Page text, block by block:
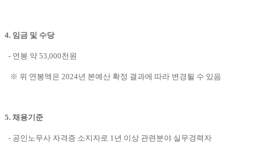
4. 임금 및 수당
- 연봉 약 53,000천원
※ 위 연봉액은 2024년 본예산 확정 결과에 따라 변경될 수 있음
5. 채용기준
- 공인노무사 자격증 소지자로 1년 이상 관련분야 실무경력자